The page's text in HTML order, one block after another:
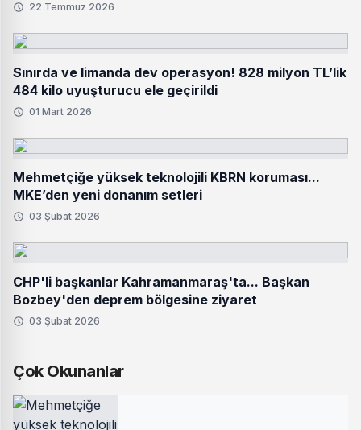
22 Temmuz 2026
Sınırda ve limanda dev operasyon! 828 milyon TL’lik
484 kilo uyuşturucu ele geçirildi
01 Mart 2026
Mehmetçiğe yüksek teknolojili KBRN koruması...
MKE’den yeni donanım setleri
03 Şubat 2026
CHP'li başkanlar Kahramanmaraş'ta... Başkan
Bozbey'den deprem bölgesine ziyaret
03 Şubat 2026
Çok Okunanlar